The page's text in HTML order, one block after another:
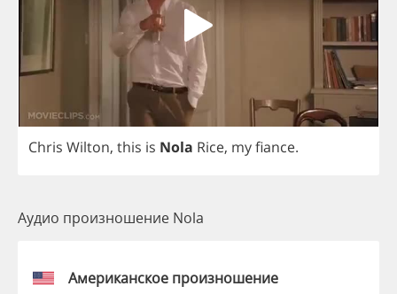
Chris Wilton, this is Nola Rice, myfiance.
Аудио произношение Nola
Американское произношение